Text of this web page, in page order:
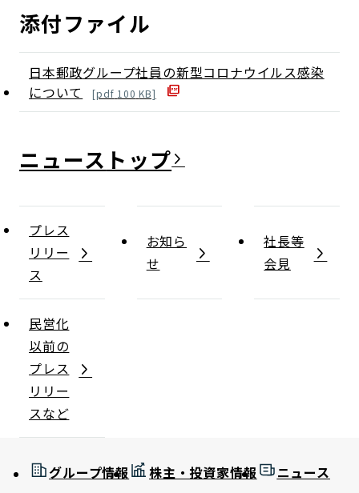
添付ファイル
日本郵政グループ社員の新型コロナウイルス感染
について
[pdf 100 KB]
ニュース
プレス
リリー
ス
お知ら
せ
社長等
会見
民営化
以前の
プレス
リリー
スなど
グループ情報 株主・投資家情報 ニュース